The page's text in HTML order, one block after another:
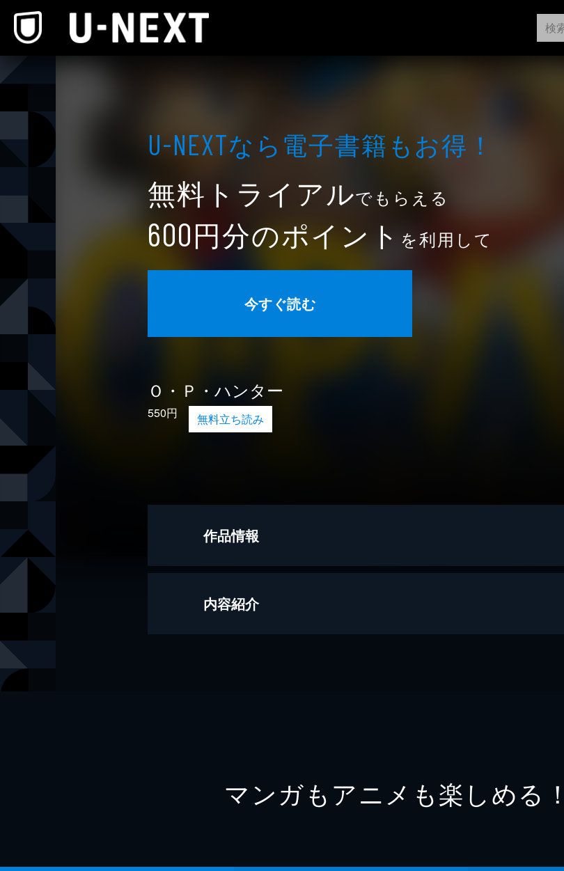
U-NEXTなら電⼦書籍もお得！
無料トライアルでもらえる
600円分のポイント を利用して
今すぐ読む
Ｏ・Ｐ・ハンター
550円 無料立ち読み
作品情報
著者
内容紹介
マンガもアニメも楽しめる！